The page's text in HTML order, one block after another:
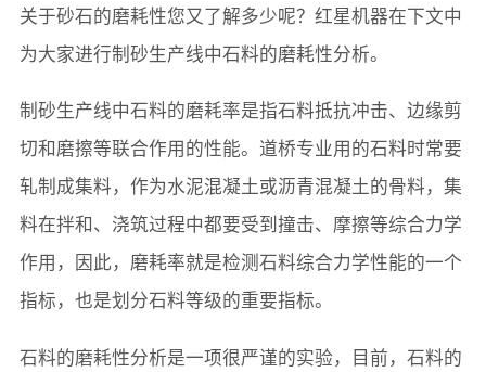
关于砂石的磨耗性您又了解多少呢？红星机器在下文中
为大家进行制砂生产线中石料的磨耗性分析。
制砂生产线中石料的磨耗率是指石料抵抗冲击、边缘剪
切和磨擦等联合作用的性能。道桥专业用的石料时常要
轧制成集料，作为水泥混凝土或沥青混凝土的骨料，集
料在拌和、浇筑过程中都要受到撞击、摩擦等综合力学
作用，因此，磨耗率就是检测石料综合力学性能的一个
指标，也是划分石料等级的重要指标。
石料的磨耗性分析是一项很严谨的实验，目前，石料的